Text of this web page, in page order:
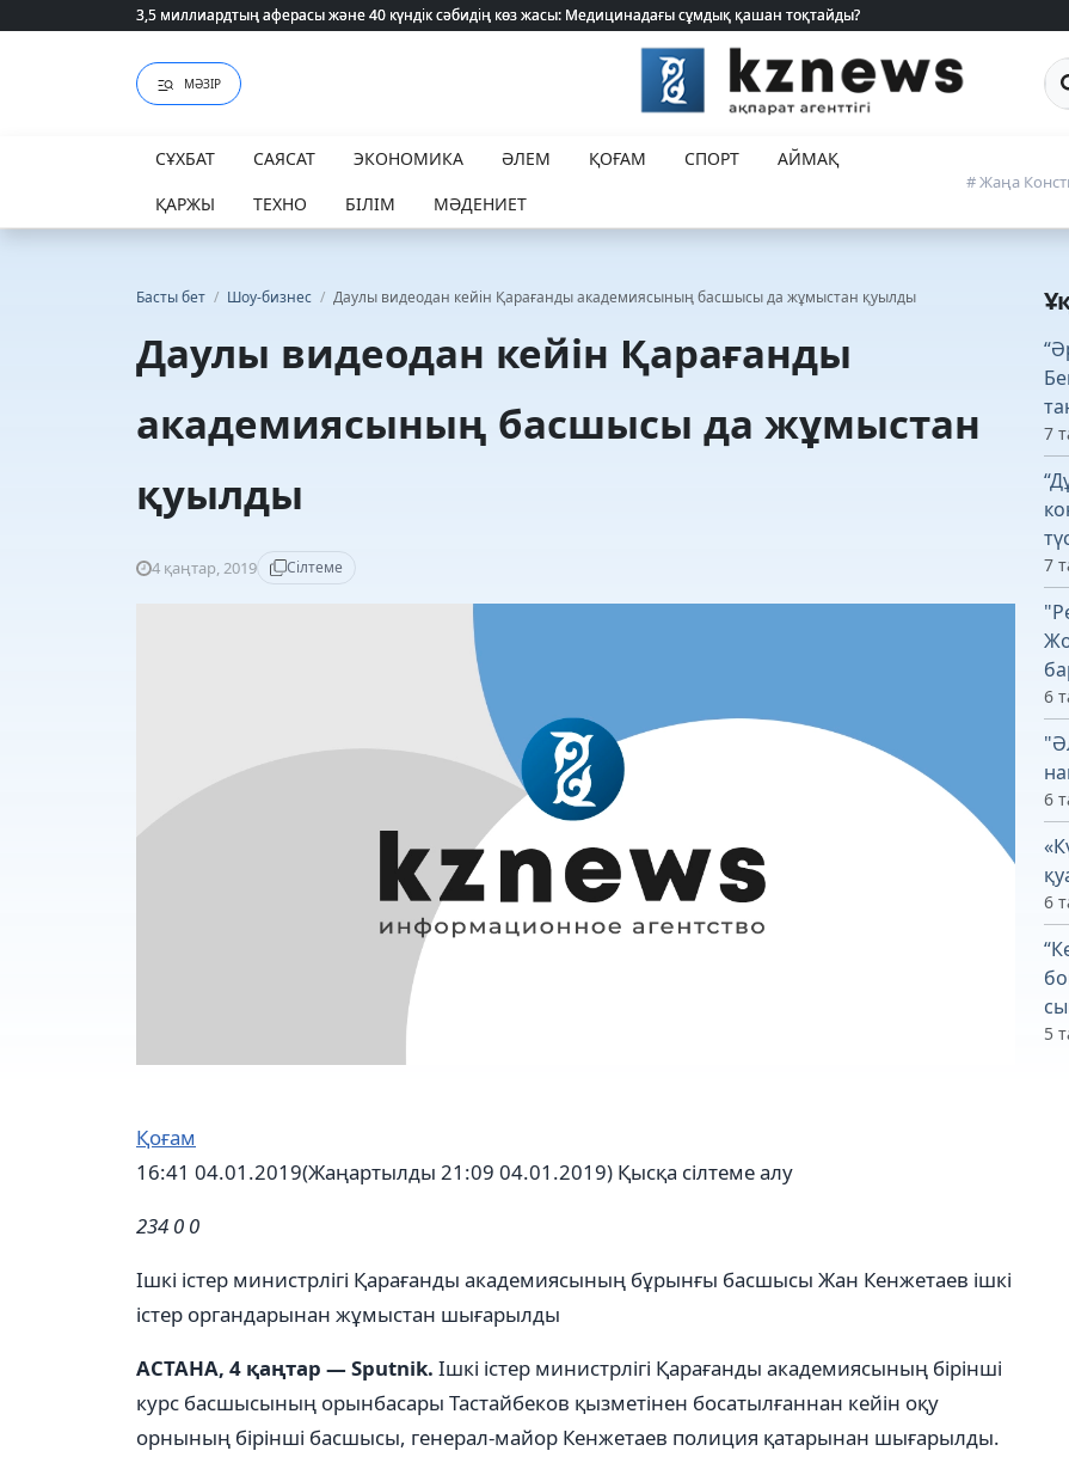
3,5 миллиардтың аферасы және 40 күндік сәбидің көз жасы: Медицинадағы сұмдық қашан тоқтайды?
3,5 миллиардтың аферасы және 40 күндік сәбидің көз жасы: Медицинадағы сұмдық қашан тоқтайды?
МӘЗІР
СҰХБАТ САЯСАТ ЭКОНОМИКА ӘЛЕМ ҚОҒАМ СПОРТ
АЙМАҚ
ҚАРЖЫ
ТЕХНО БІЛІМ МӘДЕНИЕТ
# Жаңа
Басты бет / Шоу-бизнес / Даулы видеодан кейін Қарағанды академиясының басшысы да жұмыстан қуылды
Даулы видеодан кейін Қарағанды
академиясының басшысы да жұмыстан
қуылды
4 қаңтар, 2019 Сілтеме
Қоғам
16:41 04.01.2019(Жаңартылды 21:09 04.01.2019) Қысқа сілтеме алу
234 0 0
Ішкі істер министрлігі Қарағанды академиясының бұрынғы басшысы Жан Кенжетаев ішкі
істер органдарынан жұмыстан шығарылды
АСТАНА, 4 қаңтар — Sputnik. Ішкі істер министрлігі Қарағанды академиясының бірінші
курс басшысының орынбасары Тастайбеков қызметінен босатылғаннан кейін оқу
орнының бірінші басшысы, генерал-майор Кенжетаев полиция қатарынан шығарылды.
7
7
6
6
6
5